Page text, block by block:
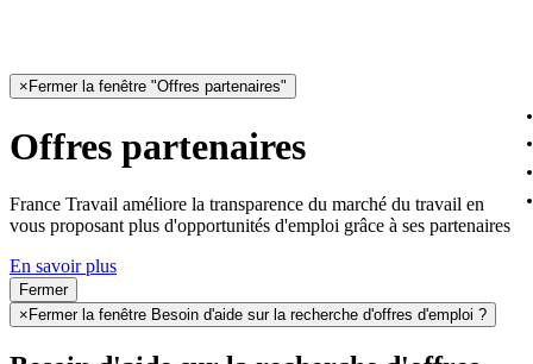
× Fermer la fenêtre "Offres partenaires"
Offres partenaires
France Travail améliore la transparence du marché du travail en
vous proposant plus d'opportunités d'emploi grâce à ses partenaires
En savoir plus
Fermer
× Fermer la fenêtre Besoin d'aide sur la recherche d'offres d'emploi ?